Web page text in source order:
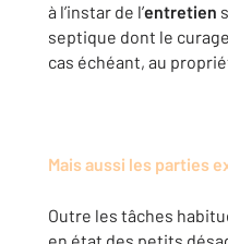
à l’instar de l’entretien
septique dont le
cas échéant, au
Mais aussi les parties
Outre les tâches